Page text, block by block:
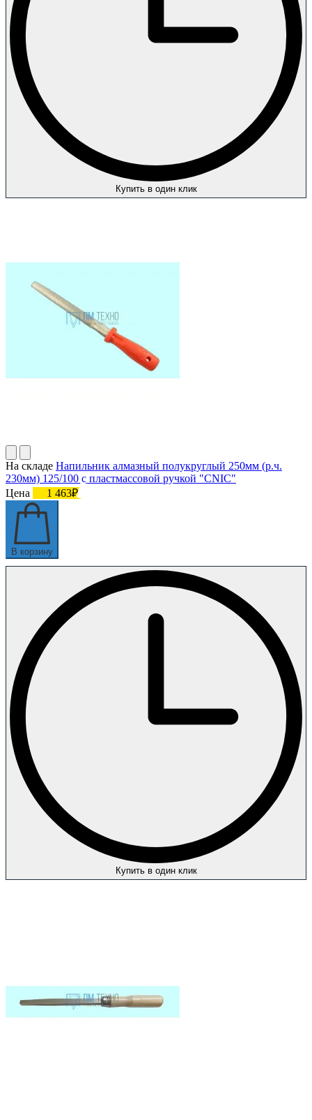
Купить в один клик
На складе Напильник алмазный полукруглый 250мм (р.ч.
230мм) 125/100 с пластмассовой ручкой "CNIC"
Цена
1 463₽
В корзину
Купить в один клик